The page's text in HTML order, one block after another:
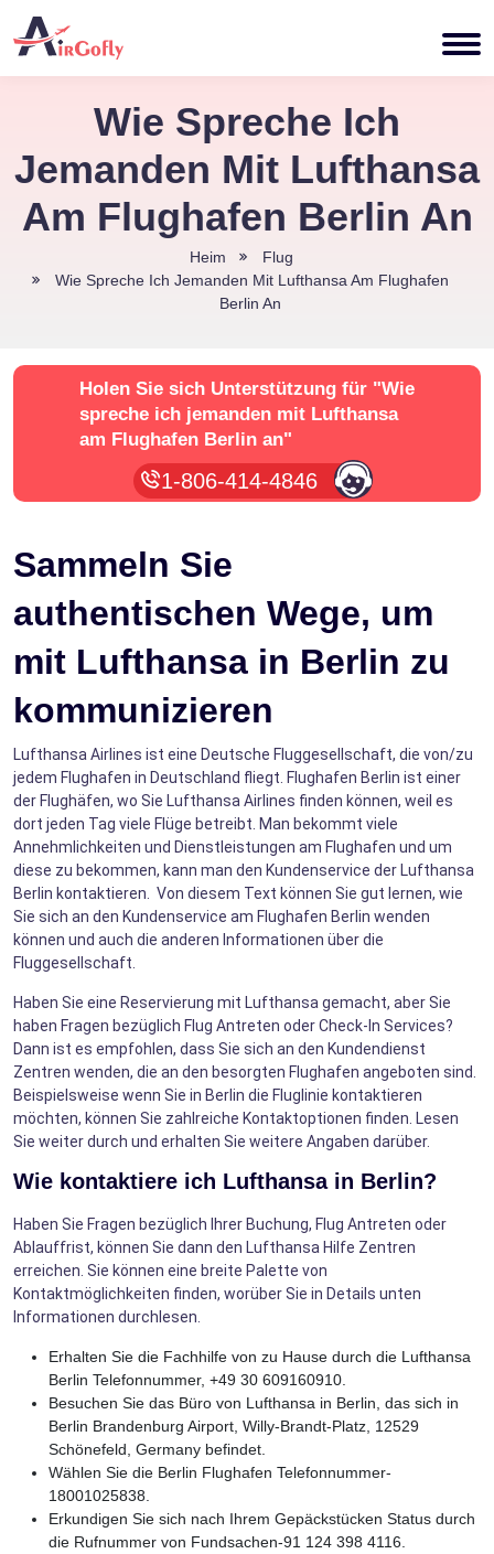
Wie Spreche Ich
Jemanden Mit Lufthansa
Am Flughafen Berlin An
Heim
Flug
Wie Spreche Ich Jemanden Mit Lufthansa Am Flughafen
Berlin An
Holen Sie sich Unterstützung für "Wie
spreche ich jemanden mit Lufthansa
am Flughafen Berlin an"
1-806-414-4846
Sammeln Sie
authentischen Wege, um
mit Lufthansa in Berlin zu
kommunizieren
Lufthansa Airlines ist eine Deutsche Fluggesellschaft, die von/zu
jedem Flughafen in Deutschland fliegt. Flughafen Berlin ist einer
der Flughäfen, wo Sie Lufthansa Airlines finden können, weil es
dort jeden Tag viele Flüge betreibt. Man bekommt viele
Annehmlichkeiten und Dienstleistungen am Flughafen und um
diese zu bekommen, kann man den Kundenservice der Lufthansa
Berlin kontaktieren. Von diesem Text können Sie gut lernen, wie
Sie sich an den Kundenservice am Flughafen Berlin wenden
können und auch die anderen Informationen über die
Fluggesellschaft.
Haben Sie eine Reservierung mit Lufthansa gemacht, aber Sie
haben Fragen bezüglich Flug Antreten oder Check-In Services?
Dann ist es empfohlen, dass Sie sich an den Kundendienst
Zentren wenden, die an den besorgten Flughafen angeboten sind.
Beispielsweise wenn Sie in Berlin die Fluglinie kontaktieren
möchten, können Sie zahlreiche Kontaktoptionen finden. Lesen
Sie weiter durch und erhalten Sie weitere Angaben darüber.
Wie kontaktiere ich Lufthansa in Berlin?
Haben Sie Fragen bezüglich Ihrer Buchung, Flug Antreten oder
Ablauffrist, können Sie dann den Lufthansa Hilfe Zentren
erreichen. Sie können eine breite Palette von
Kontaktmöglichkeiten finden, worüber Sie in Details unten
Informationen durchlesen.
Erhalten Sie die Fachhilfe von zu Hause durch die Lufthansa
Berlin Telefonnummer, +49 30 609160910.
Besuchen Sie das Büro von Lufthansa in Berlin, das sich in
Berlin Brandenburg Airport, Willy-Brandt-Platz, 12529
Schönefeld, Germany befindet.
Wählen Sie die Berlin Flughafen Telefonnummer-
18001025838.
Erkundigen Sie sich nach Ihrem Gepäckstücken Status durch
die Rufnummer von Fundsachen-91 124 398 4116.